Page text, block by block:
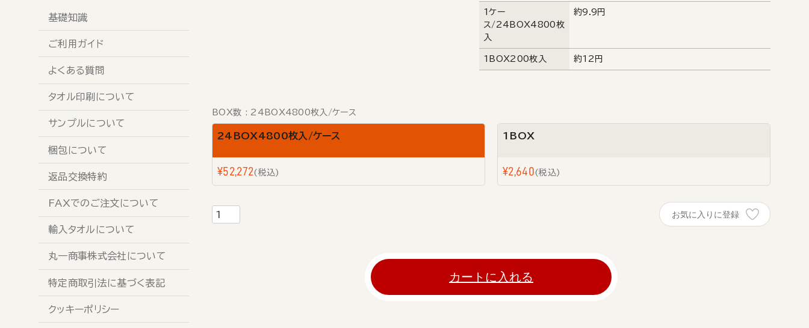
基礎知識
ご利用ガイド
よくある質問
タオル印刷について
サンプルについて
梱包について
返品交換特約
FAXでのご注文について
輸入タオルについて
丸一商事株式会社について
特定商取引法に基づく表記
クッキーポリシー
1ケー
ス/24BOX4800枚
入
約9.9円
1BOX200枚入 約12円
BOX数 24BOX4800枚入/ケース
24BOX4800枚入/ケース
¥52,272 税込
1BOX
¥2,640 税込
お気に入りに登録
カートに入れる